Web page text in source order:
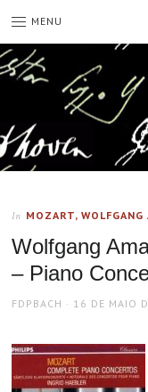
MENU
In MOZART, WOLFGANG
Wolfgang
– Piano
AUTHOR
FDPBACH
POSTED
16 DE MAIO